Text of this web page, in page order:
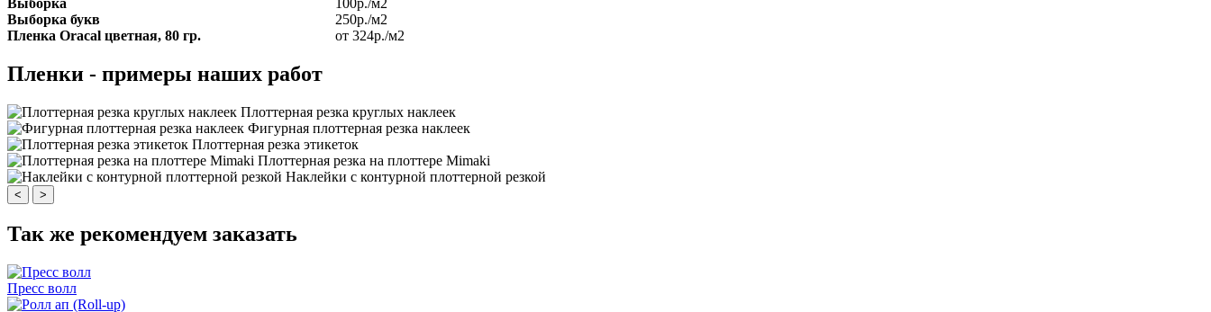
Выборка
100р./м2
Выборка букв
250р./м2
Пленка Oracal цветная, 80 гр.
от 324р./м2
Пленки - примеры наших работ
Плоттерная резка круглых наклеек
Фигурная плоттерная резка наклеек
Плоттерная резка этикеток
Плоттерная резка на плоттере Mimaki
Наклейки с контурной плоттерной резкой
< >
Так же рекомендуем заказать
Пресс волл